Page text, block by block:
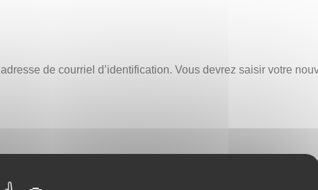
de courriel d’identification. Vous devrez saisir votre
le compte. Un délai de 30 minutes est nécessaire à la